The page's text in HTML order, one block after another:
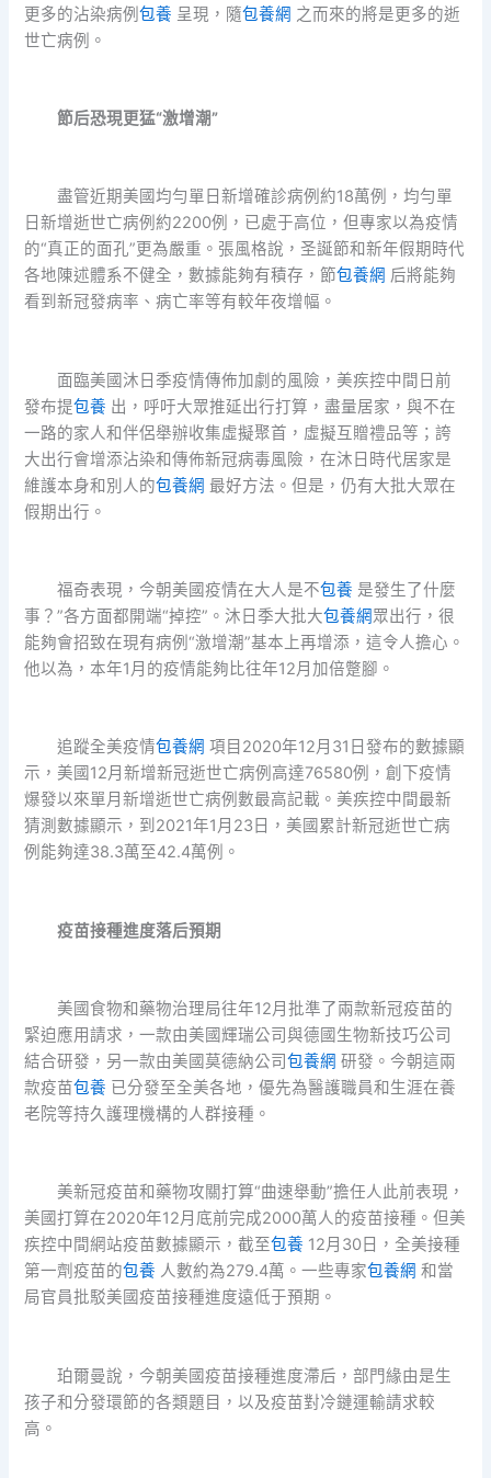
更多的沾染病例包養 呈現，隨包養網 之而來的將是更多的逝
世亡病例。
節后恐現更猛“激增潮”
盡管近期美國均勻單日新增確診病例約18萬例，均勻單
日新增逝世亡病例約2200例，已處于高位，但專家以為疫情
的“真正的面孔”更為嚴重。張風格說，圣誕節和新年假期時代
各地陳述體系不健全，數據能夠有積存，節包養網 后將能夠
看到新冠發病率、病亡率等有較年夜增幅。
面臨美國沐日季疫情傳佈加劇的風險，美疾控中間日前
發布提包養 出，呼吁大眾推延出行打算，盡量居家，與不在
一路的家人和伴侶舉辦收集虛擬聚首，虛擬互贈禮品等；誇
大出行會增添沾染和傳佈新冠病毒風險，在沐日時代居家是
維護本身和別人的包養網 最好方法。但是，仍有大批大眾在
假期出行。
福奇表現，今朝美國疫情在大人是不包養 是發生了什麼
事？”各方面都開端“掉控”。沐日季大批大包養網眾出行，很
能夠會招致在現有病例“激增潮”基本上再增添，這令人擔心。
他以為，本年1月的疫情能夠比往年12月加倍蹩腳。
追蹤全美疫情包養網 項目2020年12月31日發布的數據顯
示，美國12月新增新冠逝世亡病例高達76580例，創下疫情
爆發以來單月新增逝世亡病例數最高記載。美疾控中間最新
猜測數據顯示，到2021年1月23日，美國累計新冠逝世亡病
例能夠達38.3萬至42.4萬例。
疫苗接種進度落后預期
美國食物和藥物治理局往年12月批準了兩款新冠疫苗的
緊迫應用請求，一款由美國輝瑞公司與德國生物新技巧公司
結合研發，另一款由美國莫德納公司包養網 研發。今朝這兩
款疫苗包養 已分發至全美各地，優先為醫護職員和生涯在養
老院等持久護理機構的人群接種。
美新冠疫苗和藥物攻關打算“曲速舉動”擔任人此前表現，
美國打算在2020年12月底前完成2000萬人的疫苗接種。但美
疾控中間網站疫苗數據顯示，截至包養 12月30日，全美接種
第一劑疫苗的包養 人數約為279.4萬。一些專家包養網 和當
局官員批駁美國疫苗接種進度遠低于預期。
珀爾曼說，今朝美國疫苗接種進度滯后，部門緣由是生
孩子和分發環節的各類題目，以及疫苗對冷鏈運輸請求較
高。